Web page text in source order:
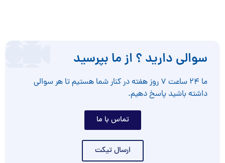
سوالی دارید ؟ از ما بپرسید
ما ۲۴ ساعت ۷ روز هفته در کنار شما هستیم تا هر سوالی
داشته باشید پاسخ دهیم.
تماس با ما
ارسال تیکت